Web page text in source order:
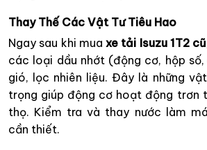
Thay Thế Các Vật Tư Tiêu Hao
Ngay sau khi mua xe tải Isuzu 1T2 cũ
các loại dầu nhớt (động cơ, hộp
gió, lọc nhiên liệu. Đây là những
trọng giúp động cơ hoạt động trơn
thọ. Kiểm tra và thay nước làm
cần thiết.